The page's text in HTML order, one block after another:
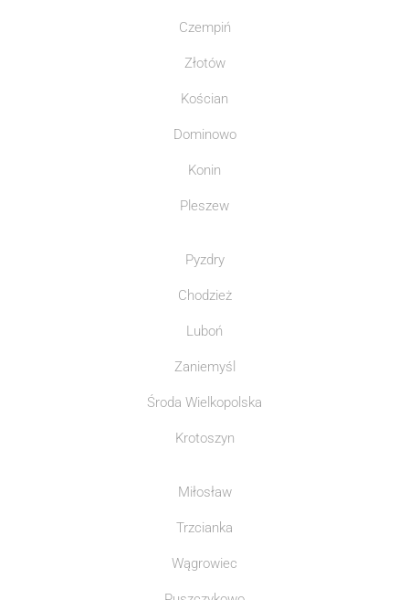
Czempiń
Złotów
Kościan
Dominowo
Konin
Pleszew
Pyzdry
Chodzież
Luboń
Zaniemyśl
Środa Wielkopolska
Krotoszyn
Miłosław
Trzcianka
Wągrowiec